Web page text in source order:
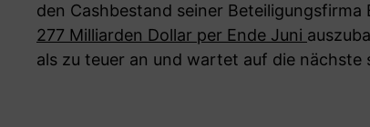
den Cashbestand seiner
277 Milliarden Dollar per Ende Juni
als zu teuer an und wartet auf die